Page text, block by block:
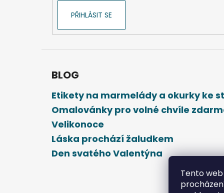
Tento
PŘIHLÁSIT SE
BLOG
Etikety na marmelády a okurky ke
Omalovánky pro volné chvíle
Velikonoce
Láska prochází žaludkem
Den svatého Valentýna